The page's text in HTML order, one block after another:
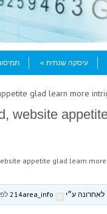
עיסקה שנתית
appetite glad learn more
website
appetite glad learn
לפני 2